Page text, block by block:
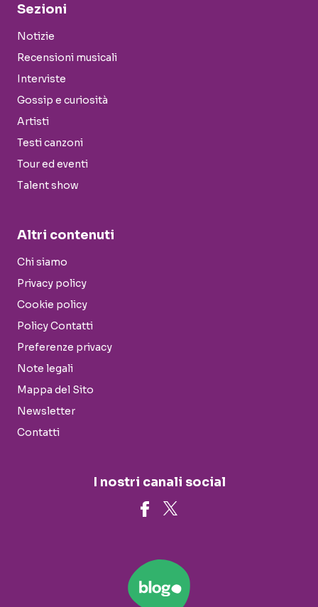
Sezioni
Notizie
Recensioni musicali
Interviste
Gossip e curiosità
Artisti
Testi canzoni
Tour ed eventi
Talent show
Altri contenuti
Chi siamo
Privacy policy
Cookie policy
Policy Contatti
Preferenze privacy
Note legali
Mappa del Sito
Newsletter
Contatti
I nostri canali social